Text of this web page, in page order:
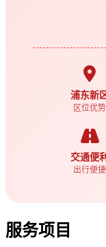
浦东新
区位优势
交通便利
出行便捷
服务项目